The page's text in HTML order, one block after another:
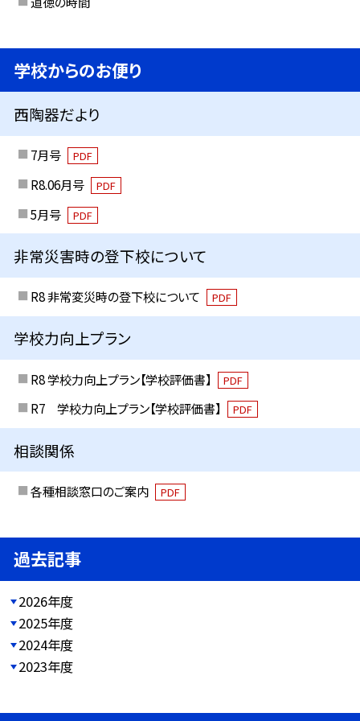
学校からのお便り
西陶器だより
7月号 PDF
R8.06月号 PDF
5月号 PDF
非常災害時の登下校について
R8 非常変災時の登下校について PDF
学校力向上プラン
R8 学校力向上プラン【学校評価書】 PDF
R7 学校力向上プラン【学校評価書】 PDF
相談関係
各種相談窓口のご案内 PDF
過去記事
2026年度
2025年度
2024年度
2023年度